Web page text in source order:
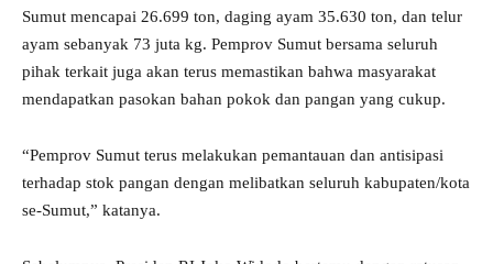
Sumut mencapai 26.699 ton, daging ayam 35.630 ton, dan telur
ayam sebanyak 73 juta kg. Pemprov Sumut bersama seluruh
pihak terkait juga akan terus memastikan bahwa masyarakat
mendapatkan pasokan bahan pokok dan pangan yang cukup.
“Pemprov Sumut terus melakukan pemantauan dan antisipasi
terhadap stok pangan dengan melibatkan seluruh kabupaten/kota
se-Sumut,” katanya.